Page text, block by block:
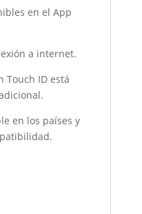
en el App
a internet.
Touch ID está
en los países y